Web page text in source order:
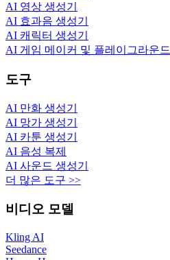
AI 영상 생성기
AI 효과음 생성기
AI 캐릭터 생성기
AI 게임 메이커 및 플레이그라운드
도구
AI 만화 생성기
AI 망가 생성기
AI 카툰 생성기
AI 음성 복제
AI 사운드 생성기
더 많은 도구 >>
비디오 모델
Kling AI
Seedance